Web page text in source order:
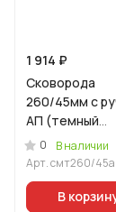
1 914 ₽
Сковорода
260/45мм с
АП (темный
мрамор)
0
В наличии
Арт.смт260/45а
В